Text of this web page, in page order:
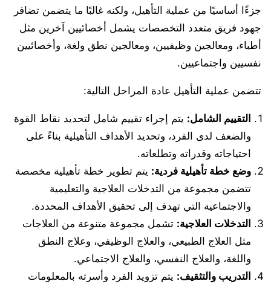
جزءًا أساسيًا من عملية التأهيل، ولكنه غالبًا ما يتضمن تضافر
جهود فريق متعدد التخصصات يشمل أخصائيين آخرين مثل
أطباء، ومعالجين وظيفيين، ومعالجين نطق ولغة، وأخصائيين
نفسيين واجتماعيين.
تتضمن عملية التأهيل عادة المراحل التالية:
التقييم الشامل: يتم إجراء تقييم شامل لتحديد نقاط القوة
والضعف لدى الفرد، وتحديد الأهداف التأهيلية بناءً على
احتياجاته وقدراته وتطلعاته.
وضع خطة تأهيلية فردية: يتم تطوير خطة تأهيلية مخصصة
تتضمن مجموعة من التدخلات العلاجية والتعليمية
والاجتماعية التي تهدف إلى تحقيق الأهداف المحددة.
التدخلات العلاجية: تشمل مجموعة متنوعة من العلاجات
مثل العلاج الطبيعي، والعلاج الوظيفي، وعلاج النطق
واللغة، والعلاج النفسي، والعلاج الاجتماعي.
التدريب والتثقيف: يتم تزويد الفرد وأسرته بالمعلومات